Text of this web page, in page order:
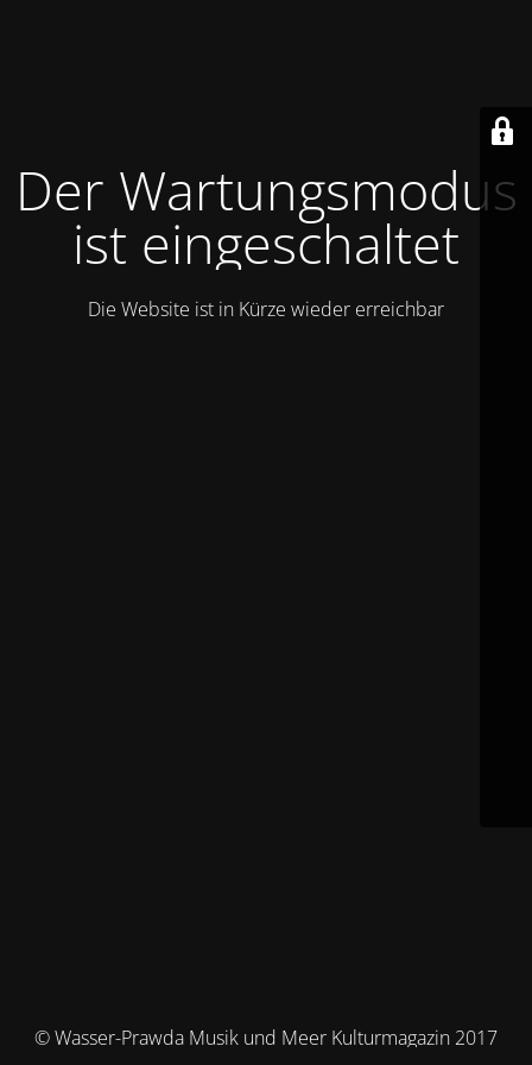
Der Wartungsmodus
ist eingeschaltet
Die Website ist in Kürze wieder erreichbar
© Wasser-Prawda Musik und Meer Kulturmagazin 2017